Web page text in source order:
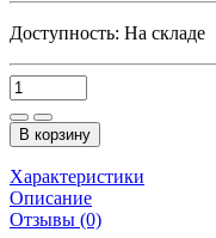
Доступность: На складе
В корзину
Характеристики
Описание
Отзывы (0)